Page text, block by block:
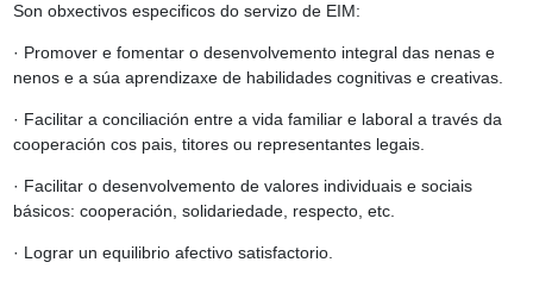
Son obxectivos especificos do servizo de EIM:
· Promover e fomentar o desenvolvemento integral das nenas e
nenos e a súa aprendizaxe de habilidades cognitivas e creativas.
· Facilitar a conciliación entre a vida familiar e laboral a través da
cooperación cos pais, titores ou representantes legais.
· Facilitar o desenvolvemento de valores individuais e sociais
básicos: cooperación, solidariedade, respecto, etc.
· Lograr un equilibrio afectivo satisfactorio.